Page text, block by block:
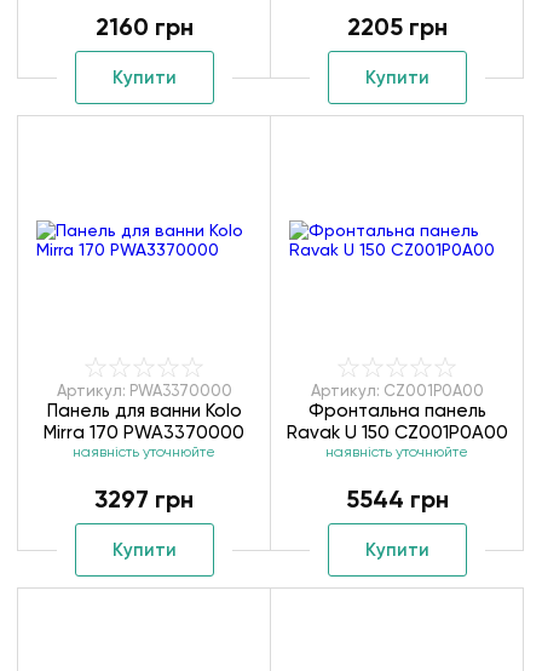
2160 грн
Купити
2205 грн
Купити
Артикул: PWA3370000
Панель для ванни Kolo
Mirra 170 PWA3370000
наявність уточнюйте
3297 грн
Купити
Артикул: CZ001P0A00
Фронтальна панель
Ravak U 150 CZ001P0A00
наявність уточнюйте
5544 грн
Купити